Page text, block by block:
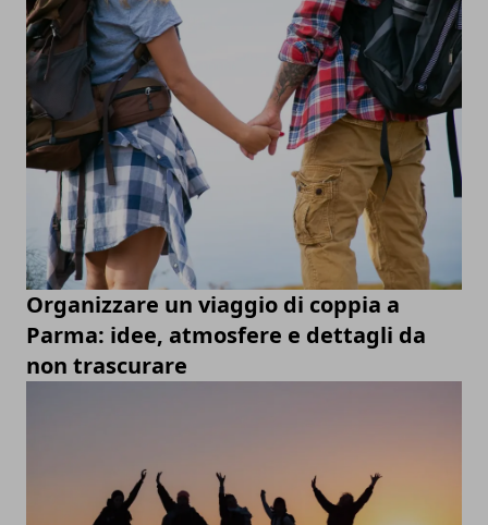
Organizzare un viaggio di coppia a
Parma: idee, atmosfere e dettagli da
non trascurare